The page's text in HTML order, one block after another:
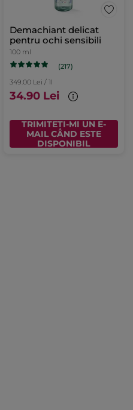
Demachiant delicat
pentru ochi sensibili
100 ml
(217)
349.00 Lei / 1l
34.90 Lei
TRIMITEȚI-MI UN E-
MAIL CÂND ESTE
DISPONIBIL